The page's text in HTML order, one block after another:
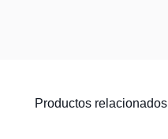
Productos relacionados